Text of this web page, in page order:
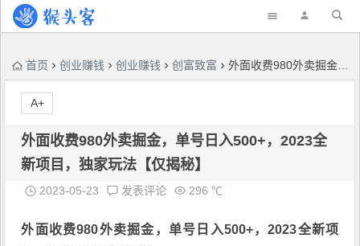
首页 创业赚钱 创业赚钱 创富致富 外面收费980外卖掘金，单号日入500+，2023全新项目，独家玩法【仅揭秘】
外面收费980外卖掘金，单号日入500+，2023全
新项目，独家玩法【仅揭秘】
2023-05-23 发表评论 296 ℃
外面收费980外卖掘金 ，单号日入500+，2023全新项
A+